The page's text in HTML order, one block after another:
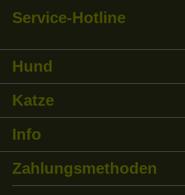
Service-Hotline
Hund
Katze
Info
Zahlungsmethoden